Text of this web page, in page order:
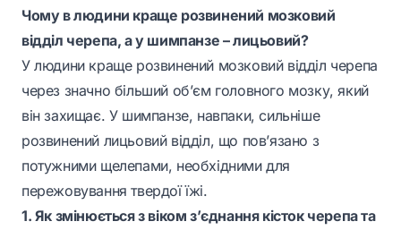
Чому в людини краще розвинений мозковий
відділ черепа, а у шимпанзе – лицьовий?
У людини краще розвинений мозковий відділ черепа
через значно більший об’єм головного мозку, який
він захищає. У шимпанзе, навпаки, сильніше
розвинений лицьовий відділ, що пов’язано з
потужними щелепами, необхідними для
пережовування твердої їжі.
1. Як змінюється з віком з’єднання кісток черепа та